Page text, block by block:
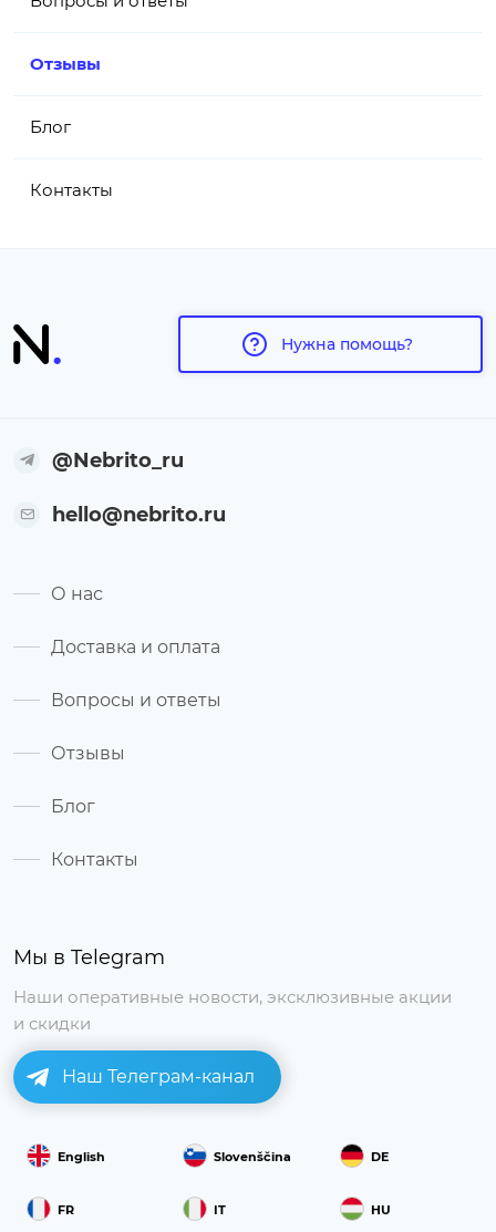
Отзывы
Блог
Контакты
Нужна помощь?
Мы в Telegram
Наши оперативные новости, эксклюзивные акции
и скидки
Наш Телеграм-канал
English Slovenščina DE
FR IT HU
@Nebrito_ru
hello@nebrito.ru
О нас
Доставка и оплата
Вопросы и ответы
Отзывы
Блог
Контакты